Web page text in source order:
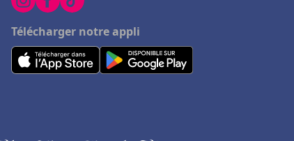
Télécharger notre appli